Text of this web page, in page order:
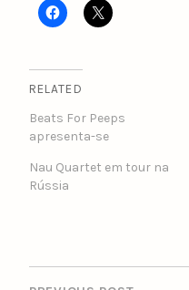
RELATED
Beats For Peeps
apresenta-se
Nau Quartet em tour na
Rússia
POST